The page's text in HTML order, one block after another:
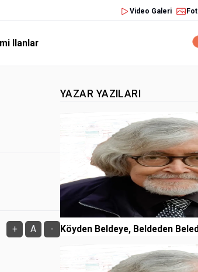
Video Galeri
Ilanlar
+ A -
YAZAR YAZILARI
Köyden Beldeye, Beldeden